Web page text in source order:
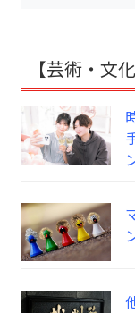
【芸術・文